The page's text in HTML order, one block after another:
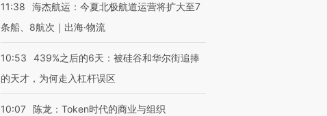
11:38
海杰航运：今夏北极航道运营将扩大至7
条船、8航次｜出海·物流
10:53
439%之后的6天：被硅谷和华尔街追捧
的天才，为何走入杠杆误区
10:07 陈龙：Token时代的商业与组织